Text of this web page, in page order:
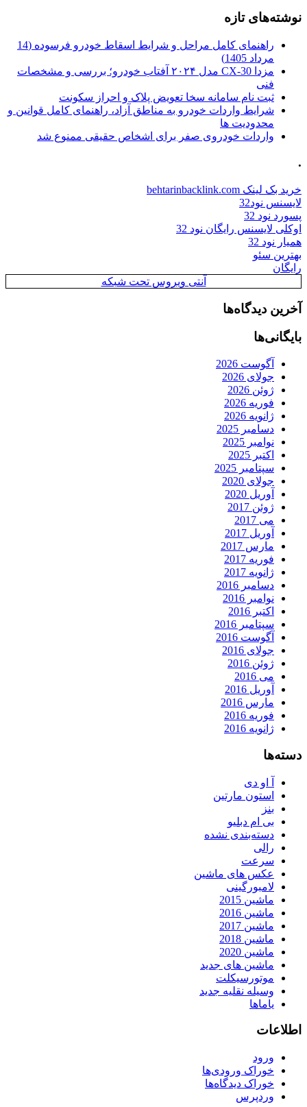
نوشته‌های تازه
راهنمای کامل مراحل و شرایط اسقاط خودرو فرسوده (14
مرداد 1405)
مزدا CX-30 مدل ۲۰۲۴ آفتاب خودرو؛ بررسی و مشخصات
فنی
ثبت نام سامانه سخا تعویض پلاک و احراز سکونت
شرایط واردات خودرو به مناطق آزاد، راهنمای کامل قوانین و
محدودیت ها
واردات خودروی صفر برای اشخاص حقیقی ممنوع شد
.
خرید بک لینک behtarinbacklink.com
لایسنس نود32
پسورد نود 32
اوکلی لایسنس رایگان نود 32
همیار نود 32
بهترین سئو
رایگان
آنتی ویروس تحت شبکه
آخرین دیدگاه‌ها
بایگانی‌ها
آگوست 2026
جولای 2026
ژوئن 2026
فوریه 2026
ژانویه 2026
دسامبر 2025
نوامبر 2025
اکتبر 2025
سپتامبر 2025
جولای 2020
آوریل 2020
ژوئن 2017
می 2017
آوریل 2017
مارس 2017
فوریه 2017
ژانویه 2017
دسامبر 2016
نوامبر 2016
اکتبر 2016
سپتامبر 2016
آگوست 2016
جولای 2016
ژوئن 2016
می 2016
آوریل 2016
مارس 2016
فوریه 2016
ژانویه 2016
دسته‌ها
آ او دی
استون مارتین
بنز
بی ام دبلیو
دسته‌بندی نشده
رالی
سرعت
عکس های ماشین
لامبورگینی
ماشین 2015
ماشین 2016
ماشین 2017
ماشین 2018
ماشین 2020
ماشین های جدید
موتورسیکلت
وسیله نقلیه جدید
یاماها
اطلاعات
ورود
خوراک ورودی‌ها
خوراک دیدگاه‌ها
وردپرس